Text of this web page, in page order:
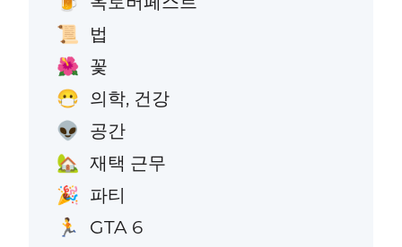
📜 법
🌺 꽃
😷 의학, 건강
👽 공간
🏡 재택 근무
🎉 파티
🏃 GTA 6